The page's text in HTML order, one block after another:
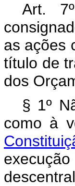
Art.
as ações
título de
dos
§ 1º
como à